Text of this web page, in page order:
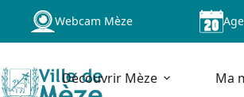
Passer
contenu
Webcam Mèze
Découvrir Mèze Ma